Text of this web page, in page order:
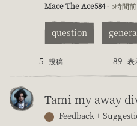
Mace The Ace584 -5時間前
question
5 投稿 89 表
Tami my away
Feedback +